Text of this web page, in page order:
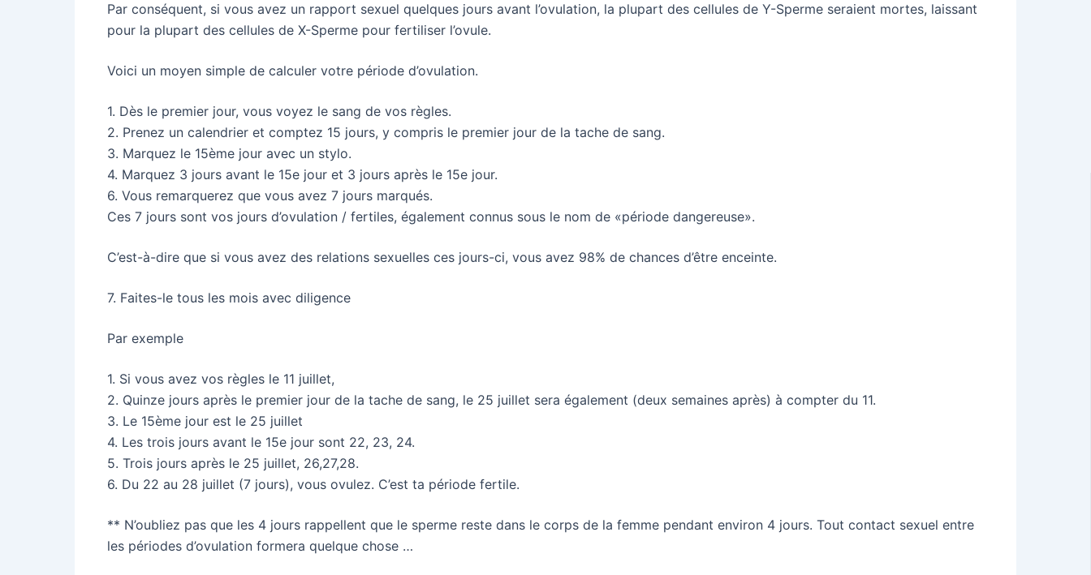
Par conséquent, si vous avez un rapport sexuel quelques jours avant l’ovulation, la plupart des cellules de Y-Sperme seraient mortes, laissant
pour la plupart des cellules de X-Sperme pour fertiliser l’ovule.
Voici un moyen simple de calculer votre période d’ovulation.
1. Dès le premier jour, vous voyez le sang de vos règles.
2. Prenez un calendrier et comptez 15 jours, y compris le premier jour de la tache de sang.
3. Marquez le 15ème jour avec un stylo.
4. Marquez 3 jours avant le 15e jour et 3 jours après le 15e jour.
6. Vous remarquerez que vous avez 7 jours marqués.
Ces 7 jours sont vos jours d’ovulation / fertiles, également connus sous le nom de «période dangereuse».
C’est-à-dire que si vous avez des relations sexuelles ces jours-ci, vous avez 98% de chances d’être enceinte.
7. Faites-le tous les mois avec diligence
Par exemple
1. Si vous avez vos règles le 11 juillet,
2. Quinze jours après le premier jour de la tache de sang, le 25 juillet sera également (deux semaines après) à compter du 11.
3. Le 15ème jour est le 25 juillet
4. Les trois jours avant le 15e jour sont 22, 23, 24.
5. Trois jours après le 25 juillet, 26,27,28.
6. Du 22 au 28 juillet (7 jours), vous ovulez. C’est ta période fertile.
** N’oubliez pas que les 4 jours rappellent que le sperme reste dans le corps de la femme pendant environ 4 jours. Tout contact sexuel entre
les périodes d’ovulation formera quelque chose …